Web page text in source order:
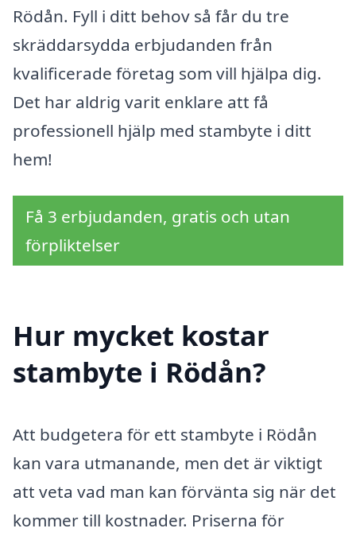
Rödån. Fyll i ditt behov så får du tre
skräddarsydda erbjudanden från
kvalificerade företag som vill hjälpa dig.
Det har aldrig varit enklare att få
professionell hjälp med stambyte i ditt
hem!
Få 3 erbjudanden, gratis och utan
förpliktelser
Hur mycket kostar
stambyte i Rödån?
Att budgetera för ett stambyte i Rödån
kan vara utmanande, men det är viktigt
att veta vad man kan förvänta sig när det
kommer till kostnader. Priserna för